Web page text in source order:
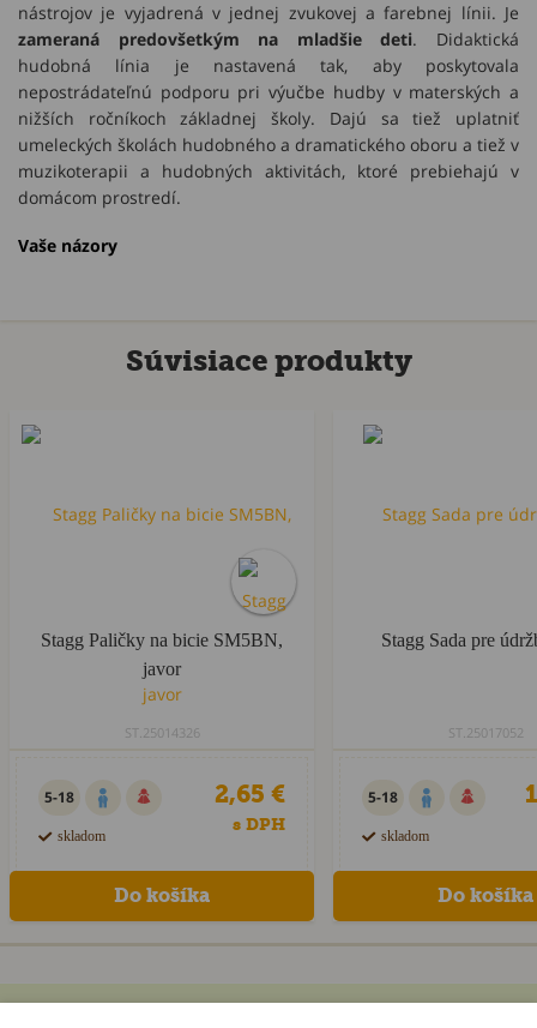
nástrojov je vyjadrená v jednej zvukovej a farebnej línii. Je
zameraná predovšetkým na mladšie deti. Didaktická
hudobná línia je nastavená tak, aby poskytovala
nepostrádateľnú podporu pri výučbe hudby v materských a
nižších ročníkoch základnej školy. Dajú sa tiež uplatniť
umeleckých školách hudobného a dramatického oboru a tiež v
muzikoterapii a hudobných aktivitách, ktoré prebiehajú v
domácom prostredí.
Vaše názory
Súvisiace produkty
Stagg Paličky na bicie SM5BN,
javor
ST.25014326
5-18
skladom
2,65 €
s DPH
Stagg Sada pre
ST.25017052
5-18
skladom